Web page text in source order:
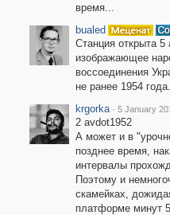
время...
bualed
Станция открыта 5
изображающее
воссоединения
не ранее 1954 года.
krgorka · 5 January
2 avdot1952
А может и в
позднее время,
интервалы
Поэтому и
скамейках,
платформе минут